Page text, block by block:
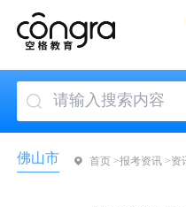
佛山市 首页 >报考资讯 >资